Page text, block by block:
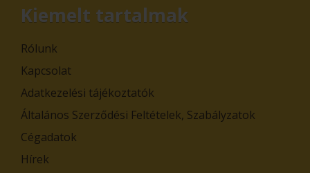
Kiemelt tartalmak
Rólunk
Kapcsolat
Adatkezelési tájékoztatók
Általános Szerződési Feltételek, Szabályzatok
Cégadatok
Hírek